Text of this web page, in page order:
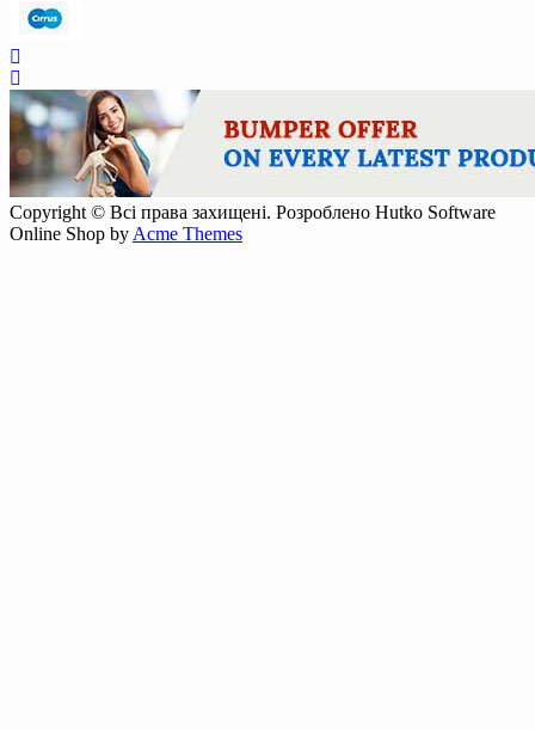
Copyright © Всі права захищені. Розроблено Hutko Software
Online Shop by Acme Themes